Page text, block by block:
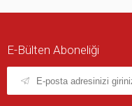
E-Bülten Aboneliği